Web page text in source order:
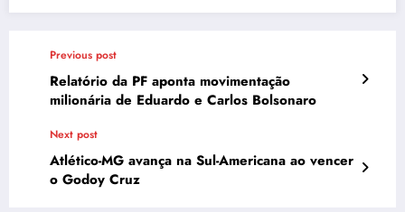
Previous post
Relatório da PF aponta movimentação
milionária de Eduardo e Carlos Bolsonaro
Next post
Atlético-MG avança na Sul-Americana ao vencer
o Godoy Cruz